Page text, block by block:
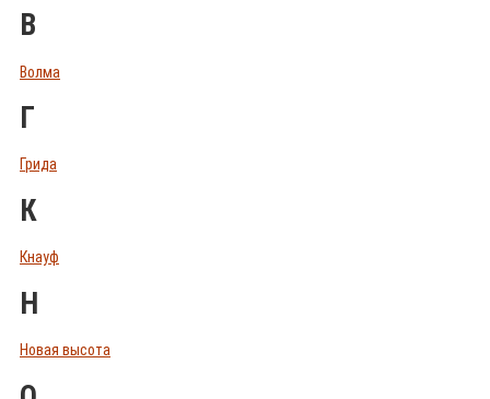
В
Волма
Г
Грида
К
Кнауф
Н
Новая высота